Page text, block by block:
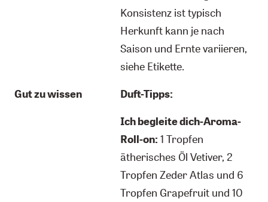
Konsistenz ist typisch
Herkunft kann je nach
Saison und Ernte variieren,
siehe Etikette.
Gut zu wissen
Duft-Tipps:
Ich begleite dich-Aroma-
Roll-on: 1 Tropfen
ätherisches Öl Vetiver, 2
Tropfen Zeder Atlas und 6
Tropfen Grapefruit und 10